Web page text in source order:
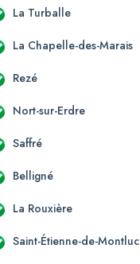
La Turballe
La Chapelle-des-Marais
Rezé
Nort-sur-Erdre
Saffré
Belligné
La Rouxière
Saint-Étienne-de-Montluc